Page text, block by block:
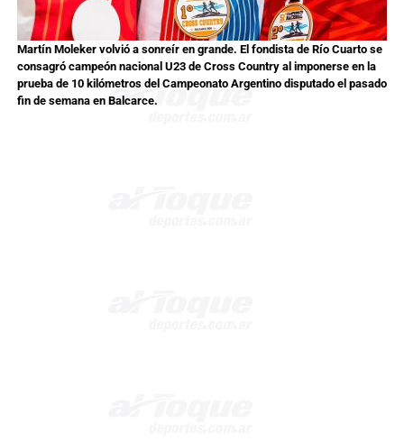
Martín Moleker volvió a sonreír en grande. El fondista de Río Cuarto se
consagró campeón nacional U23 de Cross Country al imponerse en la
prueba de 10 kilómetros del Campeonato Argentino disputado el pasado
fin de semana en Balcarce.